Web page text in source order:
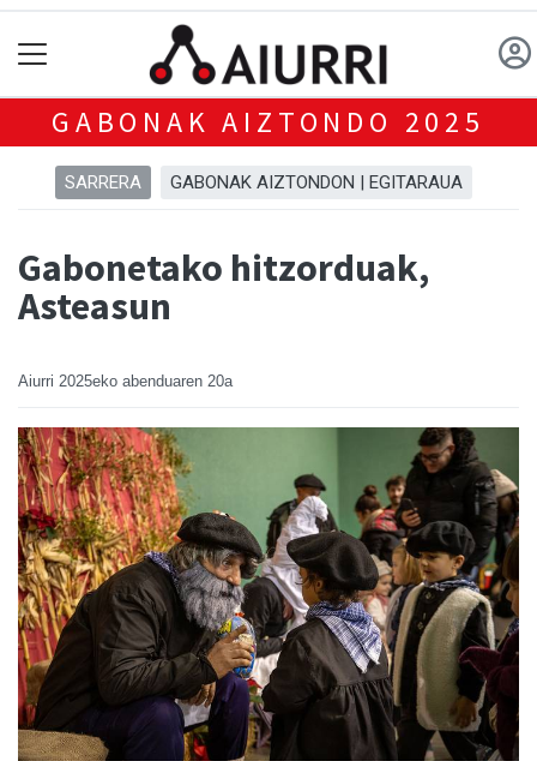
GABONAK AIZTONDO 2025
SARRERA GABONAK AIZTONDON | EGITARAUA
Gabonetako hitzorduak,
Asteasun
Aiurri 2025eko abenduaren 20a